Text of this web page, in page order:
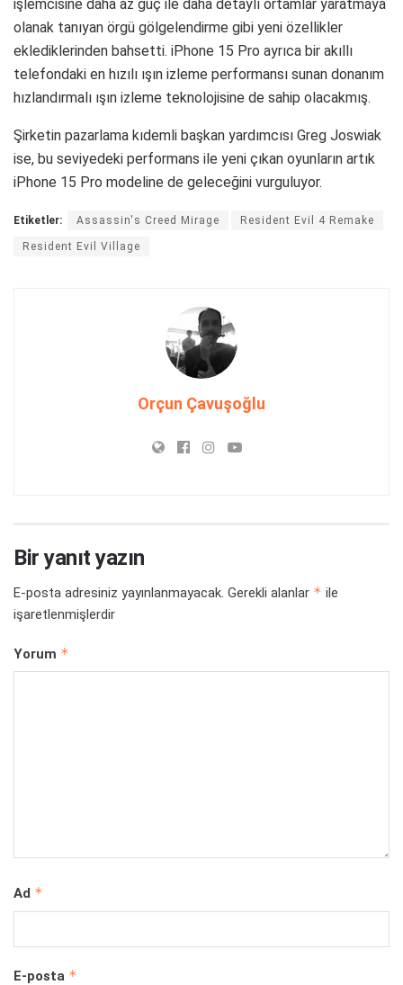
işlemcisine daha az güç ile daha detaylı ortamlar yaratmaya
olanak tanıyan örgü gölgelendirme gibi yeni özellikler
eklediklerinden bahsetti. iPhone 15 Pro ayrıca bir akıllı
telefondaki en hızılı ışın izleme performansı sunan donanım
hızlandırmalı ışın izleme teknolojisine de sahip olacakmış.
Şirketin pazarlama kıdemli başkan yardımcısı Greg Joswiak
ise, bu seviyedeki performans ile yeni çıkan oyunların artık
iPhone 15 Pro modeline de geleceğini vurguluyor.
Etiketler: Assassin's Creed Mirage Resident Evil 4 Remake
Resident Evil Village
Orçun Çavuşoğlu
Bir yanıt yazın
E-posta adresiniz yayınlanmayacak. Gerekli alanlar * ile
işaretlenmişlerdir
Yorum *
Ad *
E-posta *